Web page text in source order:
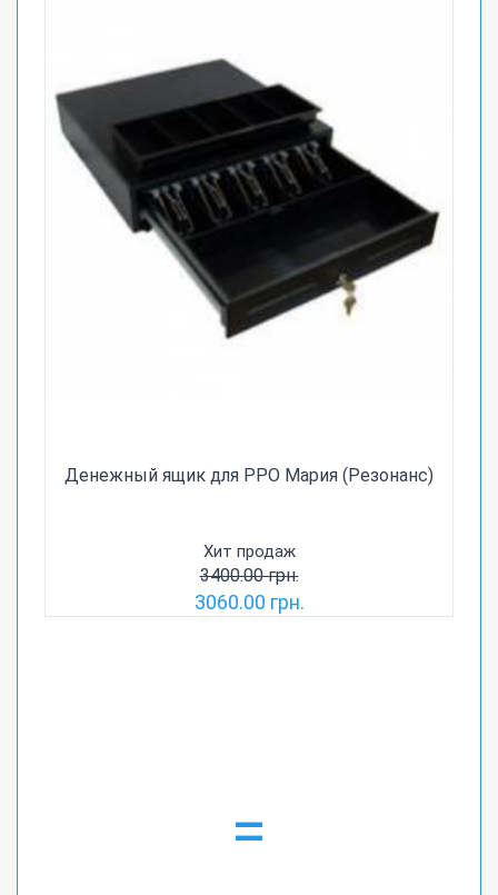
Денежный ящик для РРО Мария (Резонанс)
Хит продаж
3400.00 грн.
3060.00 грн.
=